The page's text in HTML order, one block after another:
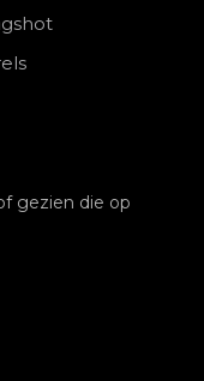
gezien die op